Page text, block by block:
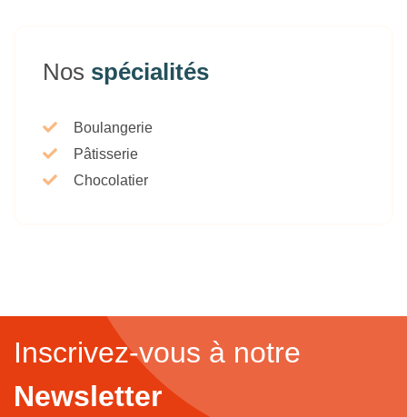
Nos spécialités
Boulangerie
Pâtisserie
Chocolatier
Inscrivez-vous à notre
Newsletter